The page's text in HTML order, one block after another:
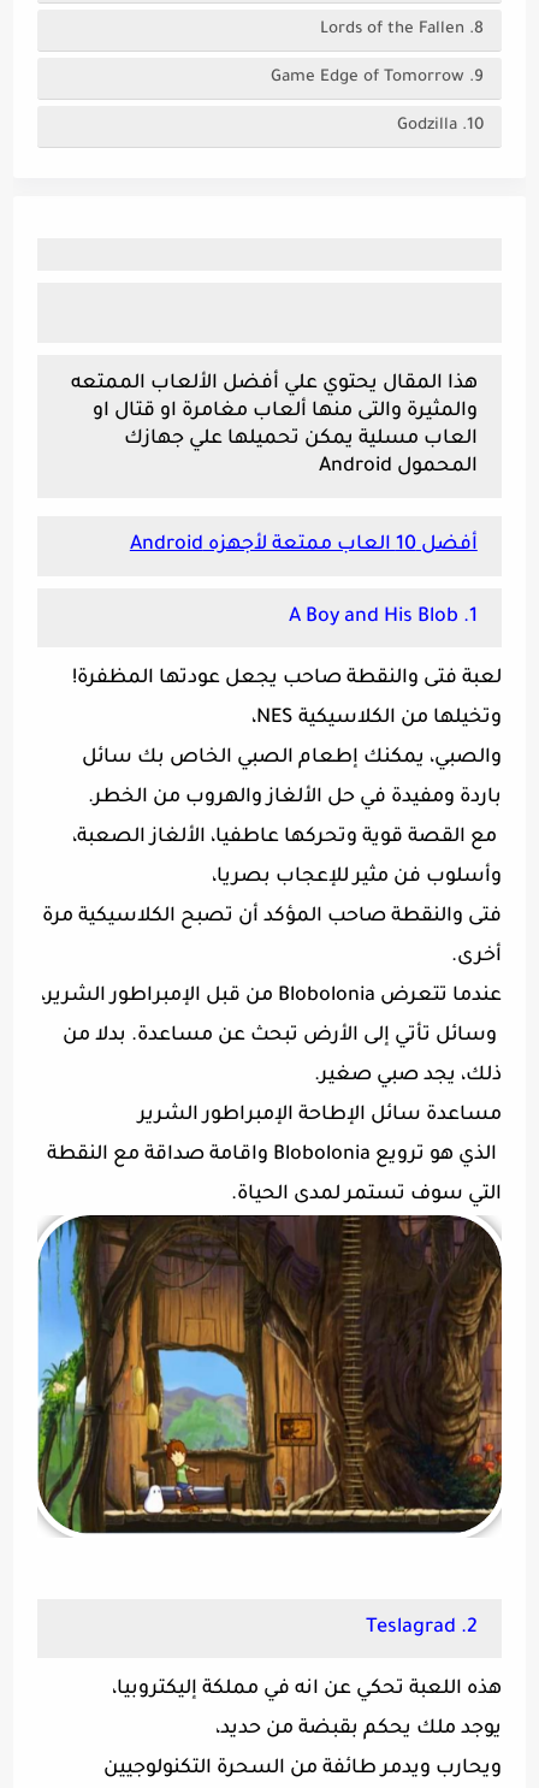
8. Lords of the Fallen
9. Game Edge of Tomorrow
10. Godzilla
هذا المقال يحتوي علي أفضل الألعاب الممتعه
والمثيرة والتى منها ألعاب مغامرة او قتال او
العاب مسلية يمكن تحميلها علي جهازك
المحمول Android
أفضل 10 العاب ممتعة لأجهزه Android
1. A Boy and His Blob‏
لعبة فتى والنقطة صاحب يجعل عودتها المظفرة!
وتخيلها من الكلاسيكية NES،
والصبي، يمكنك إطعام الصبي الخاص بك سائل
باردة ومفيدة في حل الألغاز والهروب من الخطر.
مع القصة قوية وتحركها عاطفيا، الألغاز الصعبة،
وأسلوب فن مثير للإعجاب بصريا،
فتى والنقطة صاحب المؤكد أن تصبح الكلاسيكية مرة
أخرى.
عندما تتعرض Blobolonia من قبل الإمبراطور الشرير،
وسائل تأتي إلى الأرض تبحث عن مساعدة. بدلا من
ذلك، يجد صبي صغير.
مساعدة سائل الإطاحة الإمبراطور الشرير
الذي هو ترويع Blobolonia واقامة صداقة مع النقطة
التي سوف تستمر لمدى الحياة.
2. Teslagrad‏
هذه اللعبة تحكي عن انه في مملكة إليكتروبيا،
يوجد ملك يحكم بقبضة من حديد،
ويحارب ويدمر طائفة من السحرة التكنولوجيين